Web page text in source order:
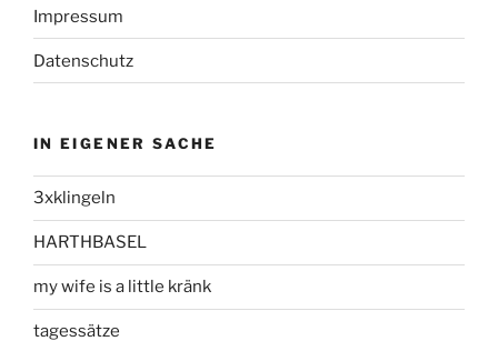
Impressum
Datenschutz
IN EIGENER SACHE
3xklingeln
HARTHBASEL
my wife is a little kränk
tagessätze